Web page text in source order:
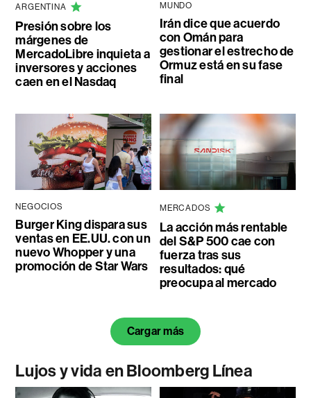
ARGENTINA
Presión sobre los
márgenes de
MercadoLibre inquieta a
inversores y acciones
caen en el Nasdaq
MUNDO
Irán dice que acuerdo
con Omán para
gestionar el estrecho de
Ormuz está en su fase
final
NEGOCIOS
Burger King dispara sus
ventas en EE.UU. con un
nuevo Whopper y una
promoción de Star Wars
MERCADOS
La acción más rentable
del S&P 500 cae con
fuerza tras sus
resultados: qué
preocupa al mercado
Cargar más
Lujos y vida en Bloomberg Línea